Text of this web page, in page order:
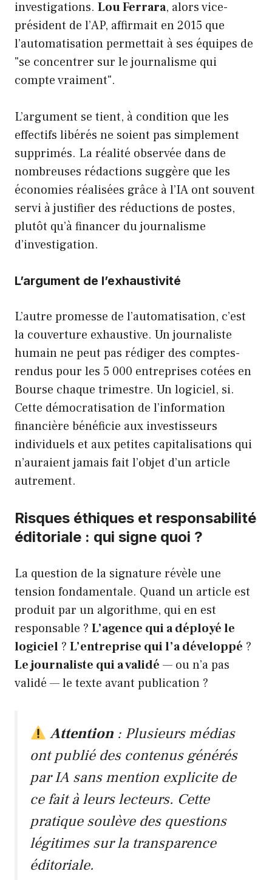
investigations. Lou Ferrara, alors vice-
président de l’AP, affirmait en 2015 que
l’automatisation permettait à ses équipes de
"se concentrer sur le journalisme qui
compte vraiment".
L’argument se tient, à condition que les
effectifs libérés ne soient pas simplement
supprimés. La réalité observée dans de
nombreuses rédactions suggère que les
économies réalisées grâce à l’IA ont souvent
servi à justifier des réductions de postes,
plutôt qu’à financer du journalisme
d’investigation.
L’argument de l’exhaustivité
L’autre promesse de l’automatisation, c’est
la couverture exhaustive. Un journaliste
humain ne peut pas rédiger des comptes-
rendus pour les 5 000 entreprises cotées en
Bourse chaque trimestre. Un logiciel, si.
Cette démocratisation de l’information
financière bénéficie aux investisseurs
individuels et aux petites capitalisations qui
n’auraient jamais fait l’objet d’un article
autrement.
Risques éthiques et responsabilité
éditoriale : qui signe quoi ?
La question de la signature révèle une
tension fondamentale. Quand un article est
produit par un algorithme, qui en est
responsable ? L’agence qui a déployé le
logiciel ? L’entreprise qui l’a développé ?
Le journaliste qui a validé — ou n’a pas
validé — le texte avant publication ?
Attention : Plusieurs médias
ont publié des contenus générés
par IA sans mention explicite de
ce fait à leurs lecteurs. Cette
pratique soulève des questions
légitimes sur la transparence
éditoriale.